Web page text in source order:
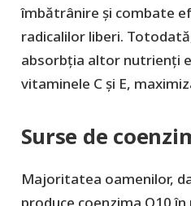
îmbătrânire și combate
radicalilor liberi.
absorbția altor nutrienți
vitaminele C și E,
Surse de
Majoritatea oamenilor,
produce coenzima Q10